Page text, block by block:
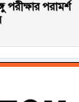
পরীক্ষার পরামর্শ